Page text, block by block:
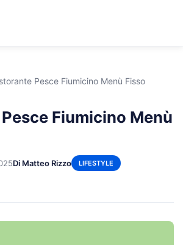
Pesce Fiumicino Menù Fisso
Fiumicino Menù
Di Matteo Rizzo LIFESTYLE